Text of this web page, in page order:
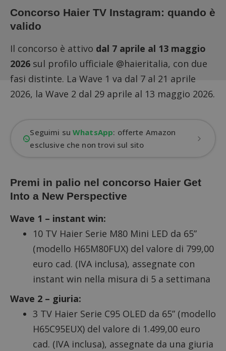
Concorso Haier TV Instagram: quando è
valido
Il concorso è attivo dal 7 aprile al 13 maggio
2026 sul profilo ufficiale @haieritalia, con due
fasi distinte. La Wave 1 va dal 7 al 21 aprile
2026, la Wave 2 dal 29 aprile al 13 maggio 2026.
Seguimi suWhatsApp: offerte Amazon
esclusive che non trovi sul sito
Premi in palio nel concorso Haier Get
Into a New Perspective
Wave 1 – instant win:
10 TV Haier Serie M80 Mini LED da 65”
(modello H65M80FUX) del valore di 799,00
euro cad. (IVA inclusa), assegnate con
instant win nella misura di 5 a settimana
Wave 2 – giuria:
3 TV Haier Serie C95 OLED da 65” (modello
H65C95EUX) del valore di 1.499,00 euro
cad. (IVA inclusa), assegnate da una giuria